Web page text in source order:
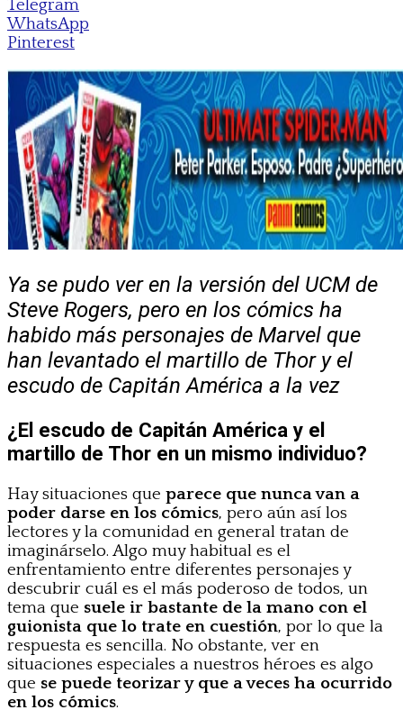
Telegram
WhatsApp
Pinterest
Ya se pudo ver en la versión del UCM de
Steve Rogers, pero en los cómics ha
habido más personajes de Marvel que
han levantado el martillo de Thor y el
escudo de Capitán América a la vez
¿El escudo de Capitán América y el
martillo de Thor en un mismo individuo?
Hay situaciones que parece que nunca van a
poder darse en los cómics, pero aún así los
lectores y la comunidad en general tratan de
imaginárselo. Algo muy habitual es el
enfrentamiento entre diferentes personajes y
descubrir cuál es el más poderoso de todos, un
tema que suele ir bastante de la mano con el
guionista que lo trate en cuestión, por lo que la
respuesta es sencilla. No obstante, ver en
situaciones especiales a nuestros héroes es algo
que se puede teorizar y que a veces ha ocurrido
en los cómics.